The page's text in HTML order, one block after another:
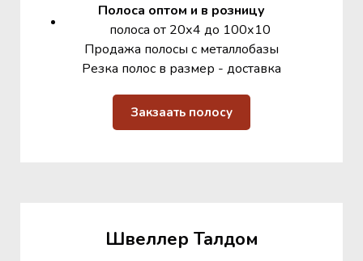
Полоса оптом и в розницу
полоса от 20х4 до 100х10
Продажа полосы с металлобазы
Резка полос в размер - доставка
Закзаать полосу
Швеллер Талдом